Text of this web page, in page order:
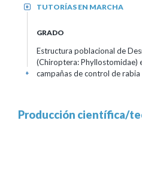
TUTORÍAS EN MARCHA
+
GRADO
Estructura poblacional de
(Chiroptera: Phyllostomidae)
campañas de control de rabia
+
Producción científica/